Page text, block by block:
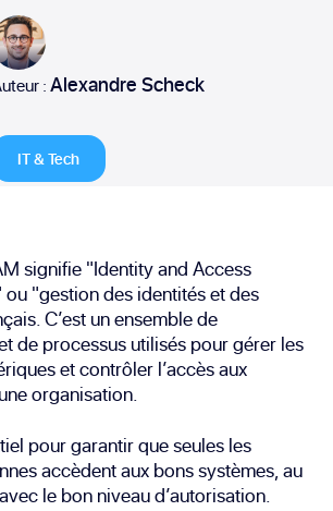
:Alexandre Scheck
IT & Tech
signifie "Identity and Access
"gestion des identités et des
C’est un ensemble de
de processus utilisés pour gérer les
et contrôler l’accès aux
organisation.
pour garantir que seules les
accèdent aux bons systèmes, au
le bon niveau d’autorisation.